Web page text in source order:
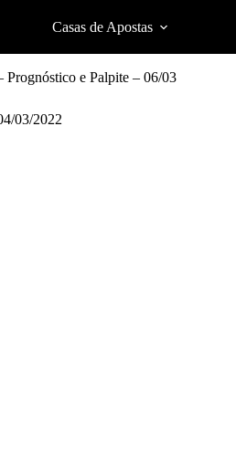
Casas de Apostas
e Palpite – 06/03
03/2022